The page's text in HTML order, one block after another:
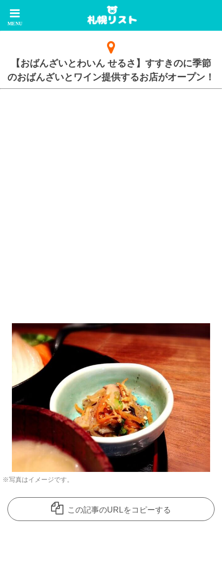
【おばんざいとわいん せるさ】すすきのに季節
のおばんざいとワイン提供するお店がオープン！
※写真はイメージです。
この記事のURLをコピーする